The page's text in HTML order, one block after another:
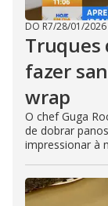
DO R7/28/01/2026
Truques
fazer
wrap
O chef Guga
de dobrar
impressionar à